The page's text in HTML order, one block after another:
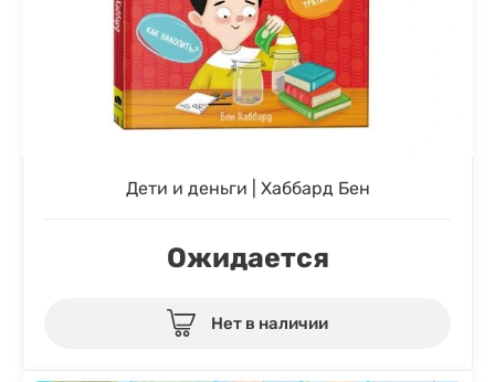
Дети и деньги | Хаббард Бен
Ожидается
Нет в наличии